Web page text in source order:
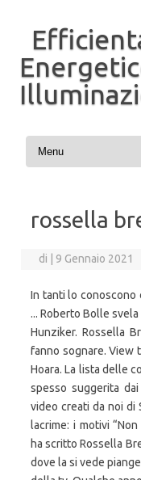
Vai al contenuto
rossella
di 9 Gennaio 2021
In tanti lo conoscono
... Roberto Bolle
Hunziker. Rossella
fanno sognare. View
Hoara. La lista delle
spesso suggerita
video creati da noi di
lacrime: i motivi
ha scritto Rossella
dove la si vede